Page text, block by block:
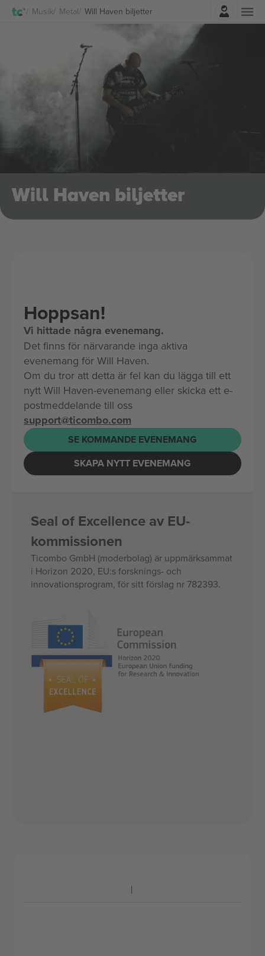
Musik Metal Will Haven biljetterLogga in
Will Haven biljetter
Hoppsan!
Vi hittade några evenemang.
Det finns för närvarande inga aktiva
evenemang för Will Haven.
Om du tror att detta är fel kan du lägga till ett
nytt Will Haven-evenemang eller skicka ett e-
postmeddelande till oss
support@ticombo.com
SE KOMMANDE EVENEMANG
SKAPA NYTT EVENEMANG
Seal of Excellence av EU-
kommissionen
Ticombo GmbH (moderbolag) är uppmärksammat
i Horizon 2020, EU:s forsknings- och
innovationsprogram, för sitt förslag nr 782393.